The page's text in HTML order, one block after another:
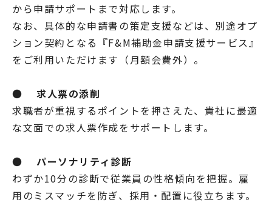
から申請サポートまで対応します。
なお、具体的な申請書の策定支援などは、別途オプ
ション契約となる『F&M補助金申請支援サービス』
をご利用いただけます（月額会費外）。
●
求人票の添削
求職者が重視するポイントを押さえた、貴社に最適
な文面での求人票作成をサポートします。
● パーソナリティ診断
わずか10分の診断で従業員の性格傾向を把握。雇
用のミスマッチを防ぎ、採用・配置に役立ちます。